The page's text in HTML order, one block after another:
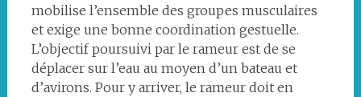
mobilise l’ensemble des groupes musculaires
et exige une bonne coordination gestuelle.
L’objectif poursuivi par le rameur est de se
déplacer sur l’eau au moyen d’un bateau et
d’avirons. Pour y arriver, le rameur doit en